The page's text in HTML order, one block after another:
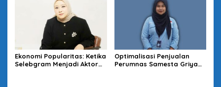
Ekonomi Popularitas: Ketika
Selebgram Menjadi Aktor
Optimalisasi Penjualan
Perumnas Samesta Griya